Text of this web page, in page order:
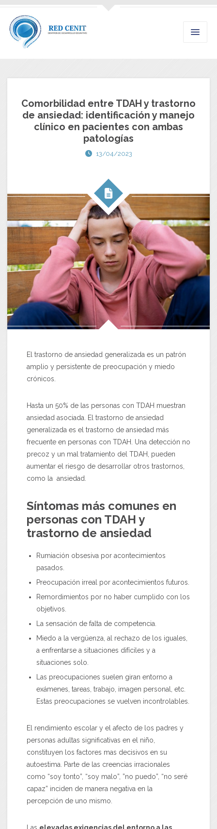
Comorbilidad entre TDAH y trastorno
de ansiedad: identificación y manejo
clínico en pacientes con ambas
patologías
13/04/2023
El trastorno de ansiedad generalizada es un patrón
amplio y persistente de preocupación y miedo
crónicos.
Hasta un 50% de las personas con TDAH muestran
ansiedad asociada. El trastorno de ansiedad
generalizada es el trastorno de ansiedad más
frecuente en personas con TDAH. Una detección no
precoz y un mal tratamiento del TDAH, pueden
aumentar el riesgo de desarrollar otros trastornos,
como la ansiedad.
Síntomas más comunes en
personas con TDAH y
trastorno de ansiedad
Rumiación obsesiva por acontecimientos
pasados.
Preocupación irreal por acontecimientos futuros.
Remordimientos por no haber cumplido con los
objetivos.
La sensación de falta de competencia.
Miedo a la vergüenza, al rechazo de los iguales,
a enfrentarse a situaciones difíciles y a
situaciones solo.
Las preocupaciones suelen giran entorno a
exámenes, tareas, trabajo, imagen personal, etc.
Estas preocupaciones se vuelven incontrolables.
El rendimiento escolar y el afecto de los padres y
personas adultas significativas en el niño,
constituyen los factores mas decisivos en su
autoestima. Parte de las creencias irracionales
como “soy tonto”, “soy malo”, ”no puedo”, “no seré
capaz” inciden de manera negativa en la
percepción de uno mismo.